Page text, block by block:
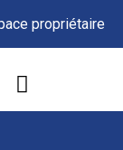
propriétaire